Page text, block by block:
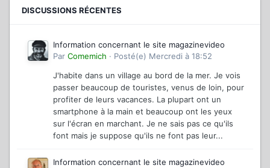
DISCUSSIONS RÉCENTES
Information concernant le site magazinevideo
Par Comemich · Posté(e) Mercredi à 18:52
J'habite dans un village au bord de la mer. Je vois
passer beaucoup de touristes, venus de loin, pour
profiter de leurs vacances. La plupart ont un
smartphone à la main et beaucoup ont les yeux
sur l'écran en marchant. Je ne sais pas ce qu'ils
font mais je suppose qu'ils ne font pas leur...
Information concernant le site magazinevideo